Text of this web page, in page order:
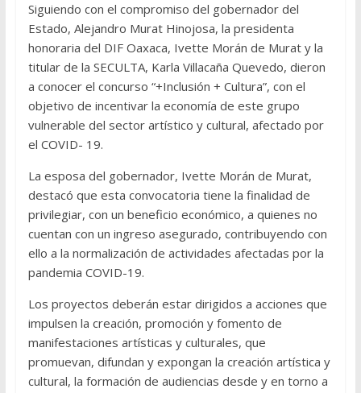
Siguiendo con el compromiso del gobernador del
Estado, Alejandro Murat Hinojosa, la presidenta
honoraria del DIF Oaxaca, Ivette Morán de Murat y la
titular de la SECULTA, Karla Villacaña Quevedo, dieron
a conocer el concurso “+Inclusión + Cultura”, con el
objetivo de incentivar la economía de este grupo
vulnerable del sector artístico y cultural, afectado por
el COVID- 19.
La esposa del gobernador, Ivette Morán de Murat,
destacó que esta convocatoria tiene la finalidad de
privilegiar, con un beneficio económico, a quienes no
cuentan con un ingreso asegurado, contribuyendo con
ello a la normalización de actividades afectadas por la
pandemia COVID-19.
Los proyectos deberán estar dirigidos a acciones que
impulsen la creación, promoción y fomento de
manifestaciones artísticas y culturales, que
promuevan, difundan y expongan la creación artística y
cultural, la formación de audiencias desde y en torno a